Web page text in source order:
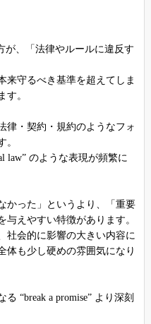
が、「法律やルールに違反す
来守るべき基準を超えてしま
す。
律・契約・規約のようなフォ
。
law” のような表現が頻繁に
かった」というより、「重要
えやすい特徴があります。
社会的に影響の大きい内容に
体も少し硬めの雰囲気になり
“break a promise” より深刻